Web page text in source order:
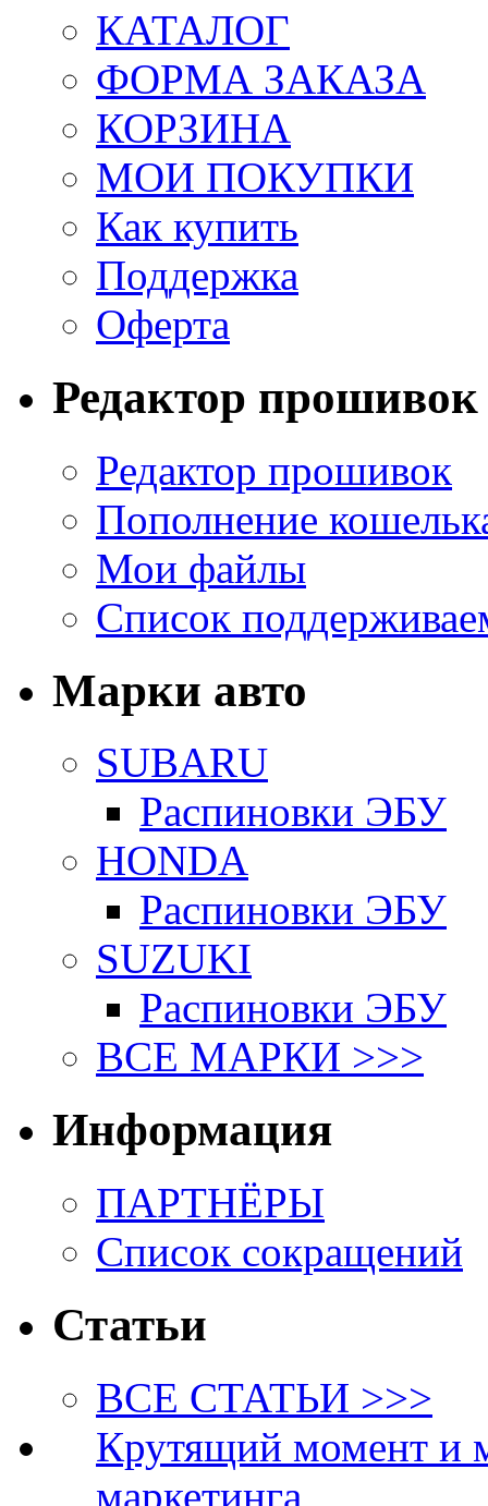
КАТАЛОГ
ФОРМА ЗАКАЗА
КОРЗИНА
МОИ ПОКУПКИ
Как купить
Поддержка
Оферта
Редактор прошивок
Редактор прошивок
Пополнение
Мои файлы
Список
Марки авто
SUBARU
Распиновки ЭБУ
HONDA
Распиновки ЭБУ
SUZUKI
Распиновки ЭБУ
ВСЕ МАРКИ >>>
Информация
ПАРТНЁРЫ
Список сокращений
Статьи
ВСЕ СТАТЬИ >>>
Крутящий момент и
маркетинга